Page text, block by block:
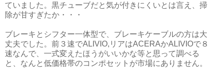
ていました。黒チューブだと気が付きにくいとは言え、掃
除が甘すぎたか・・・
ブレーキとシフター一体型で、ブレーキケーブルの方は大
丈夫でした。前３速でALIVIO,リアはACERAかALIVIOで８
速なんで、一式変えたほうがいいかな等と思って調べる
と、なんと低価格帯のコンポセットが市場にありません。